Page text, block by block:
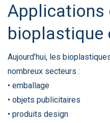
Applications
bioplastique
Aujourd’hui, les
nombreux secteurs :
• emballage
• objets publicitaires
• produits design